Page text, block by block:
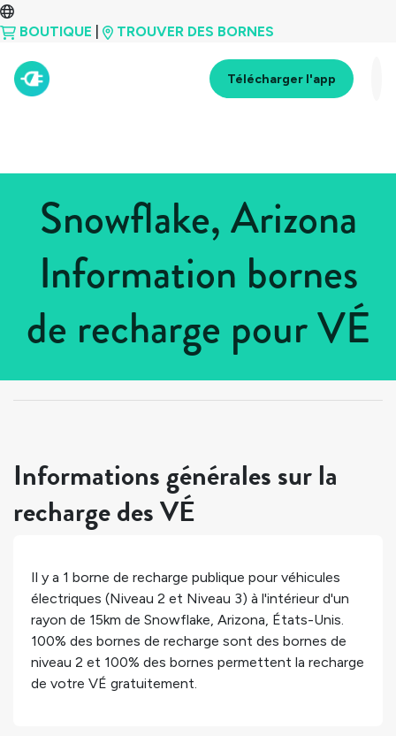
BOUTIQUE TROUVER DES BORNES
Télécharger l'app
Snowflake, Arizona
Information bornes
de recharge pour VÉ
États-Unis > Arizona
Informations générales sur la
recharge des VÉ
Il y a 1 borne de recharge publique pour véhicules
électriques (Niveau 2 et Niveau 3) à l'intérieur d'un
rayon de 15km de Snowflake, Arizona, États-Unis.
100% des bornes de recharge sont des bornes de
niveau 2 et 100% des bornes permettent la recharge
de votre VÉ gratuitement.